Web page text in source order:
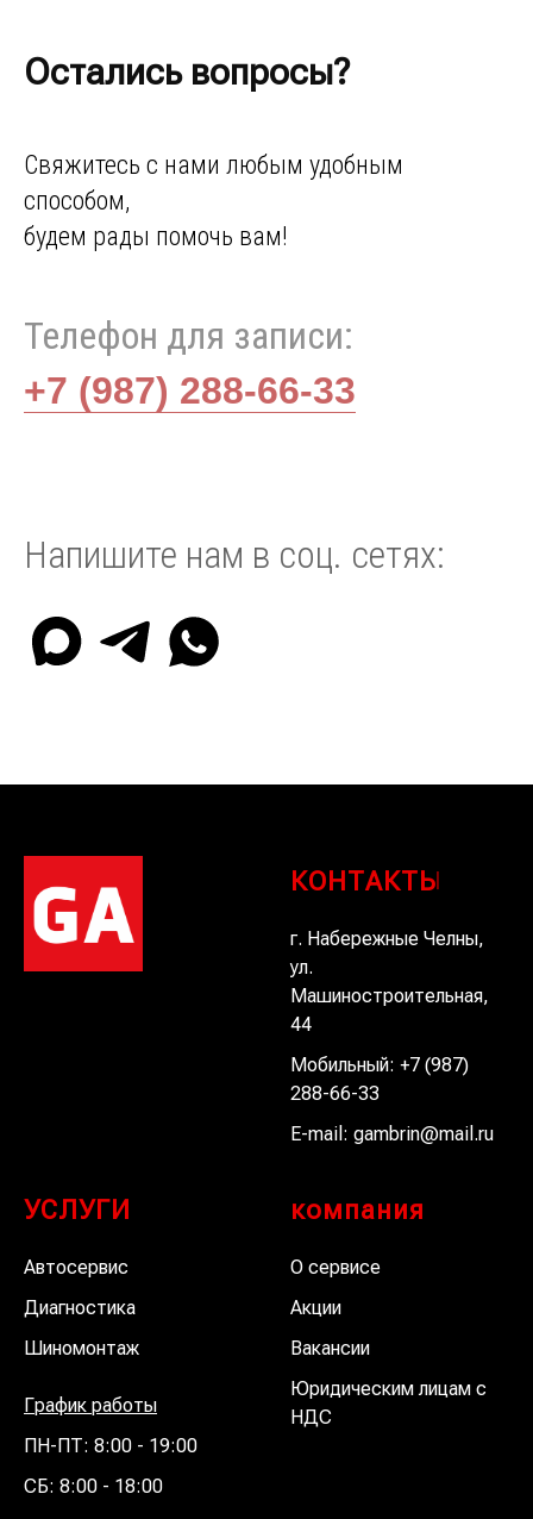
Остались вопросы?
Свяжитесь с нами любым удобным
способом,
будем рады помочь вам!
Телефон для записи:
+7 (987) 288-66-33
Напишите нам в соц. сетях:
КОНТАКТЫ
г. Набережные Челны,
ул.
Машиностроительная,
44
Мобильный: +7 (987)
288-66-33
E-mail: gambrin@mail.ru
УСЛУГИ
Автосервис
Диагностика
Шиномонтаж
График работы
ПН-ПТ: 8:00 - 19:00
СБ: 8:00 - 18:00
компания
О сервисе
Акции
Вакансии
Юридическим лицам с
НДС